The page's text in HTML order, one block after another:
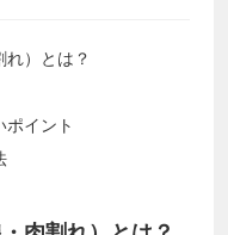
れ）とは？
ポイント